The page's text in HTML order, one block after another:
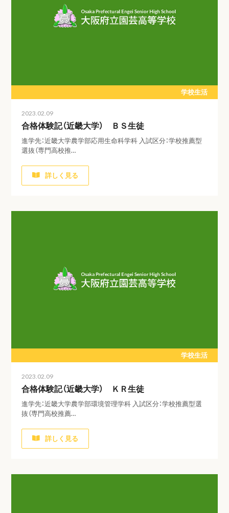
学校生活
2023.02.09
合格体験記（近畿大学） ＢＳ生徒
進学先：近畿大学農学部応用生命科学科 入試区分：学校推薦型
選抜（専門高校推…
詳しく見る
学校生活
2023.02.09
合格体験記（近畿大学） ＫＲ生徒
進学先：近畿大学農学部環境管理学科 入試区分：学校推薦型選
抜（専門高校推薦…
詳しく見る